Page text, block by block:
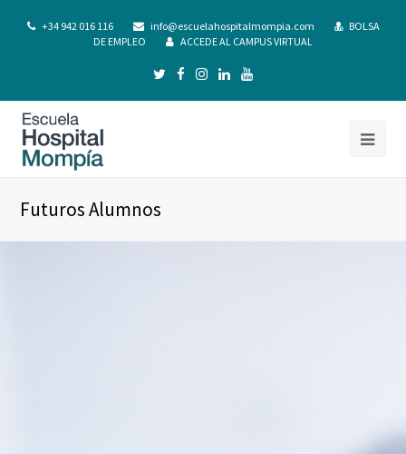
+34 942 016 116 info@escuelahospitalmompia.com
BOLSA
DE EMPLEO
ACCEDE AL CAMPUS VIRTUAL
Futuros Alumnos